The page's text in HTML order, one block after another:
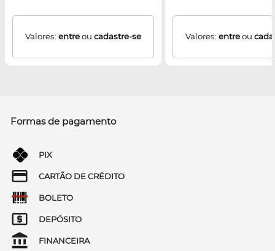
Valores: entreou cadastre-se Valores: entreou
Formas de pagamento
PIX
CARTÃO DE CRÉDITO
BOLETO
DEPÓSITO
FINANCEIRA